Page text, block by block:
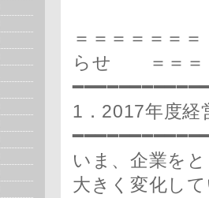
＝＝＝＝＝＝
らせ ＝＝＝
1．2017年度
いま、企業を
大きく変化し